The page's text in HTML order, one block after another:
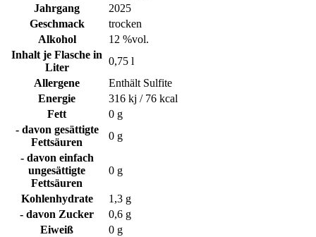
Jahrgang
2025
Geschmack
trocken
Alkohol
12 %vol.
Inhalt je Flasche in
Liter
0,75 l
Allergene
Enthält Sulfite
Energie
316 kj / 76 kcal
Fett
0 g
- davon gesättigte
Fettsäuren
0 g
- davon einfach
ungesättigte
Fettsäuren
0 g
Kohlenhydrate
1,3 g
- davon Zucker
0,6 g
Eiweiß
0 g